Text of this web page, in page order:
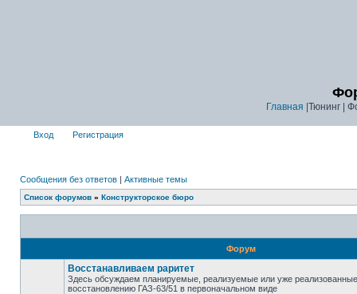
Главная |Тюнинг |
Вход Регистрация
Сообщения без ответов | Активные темы
Список форумов » Конструкторское бюро
Форум
Восстанавливаем раритет
Здесь обсуждаем планируемые, реализуемые или уже
восстановлению ГАЗ-63/51 в первоначальном виде